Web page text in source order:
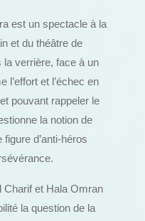
est un spectacle à la
et du théâtre de
la verrière, face à un
l’effort et l’échec en
pouvant rappeler le
la notion de
d’anti-héros
Charif et Hala Omran
la question de la